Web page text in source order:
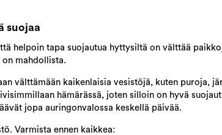
suojaa
helpoin tapa suojautua hyttysiltä on välttää
mahdollista.
välttämään kaikenlaisia vesistöjä, kuten puroja,
hämärässä, joten silloin on hyvä
jopa auringonvalossa keskellä päivää.
Varmista ennen kaikkea: